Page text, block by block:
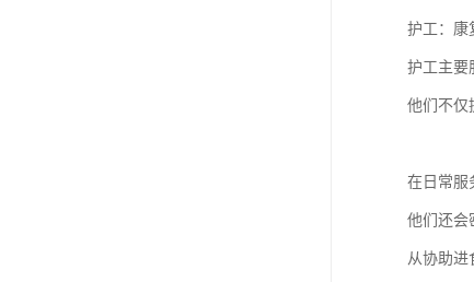
护工：康
护工主要
他们不仅
在日常服
他们还会
从协助进